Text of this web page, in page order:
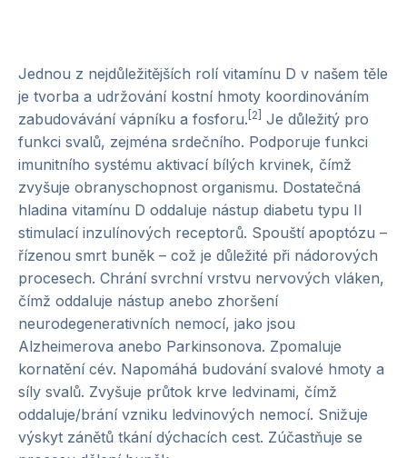
Jednou z nejdůležitějších rolí vitamínu D v našem těle
je tvorba a udržování kostní hmoty koordinováním
zabudovávání vápníku a fosforu. [2]
Je důležitý pro
funkci svalů, zejména srdečního. Podporuje funkci
imunitního systému aktivací bílých krvinek, čímž
zvyšuje obranyschopnost organismu. Dostatečná
hladina vitamínu D oddaluje nástup diabetu typu II
stimulací inzulínových receptorů. Spouští apoptózu –
řízenou smrt buněk – což je důležité při nádorových
procesech. Chrání svrchní vrstvu nervových vláken,
čímž oddaluje nástup anebo zhoršení
neurodegenerativních nemocí, jako jsou
Alzheimerova anebo Parkinsonova. Zpomaluje
kornatění cév. Napomáhá budování svalové hmoty a
síly svalů. Zvyšuje průtok krve ledvinami, čímž
oddaluje/brání vzniku ledvinových nemocí. Snižuje
výskyt zánětů tkání dýchacích cest. Zúčastňuje se